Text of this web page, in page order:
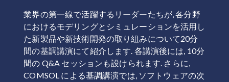
業界の第一線で活躍するリーダーたちが, 各分野
におけるモデリングとシミュレーションを活用し
た新製品や新技術開発の取り組みについて20分
間の基調講演にて紹介します. 各講演後には, 10分
間の Q&A セッションも設けられます. さらに,
COMSOL による基調講演では, ソフトウェアの次